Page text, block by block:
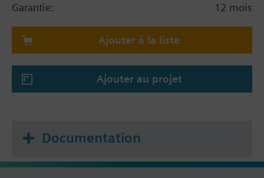
Garantie:
12 mois
Ajouter à la liste
Ajouter au projet
Documentation